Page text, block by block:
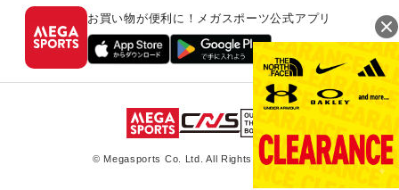
お買い物が便利に！メガスポーツ公式アプリ
© Megasports Co. Ltd. All Rights Reserved.